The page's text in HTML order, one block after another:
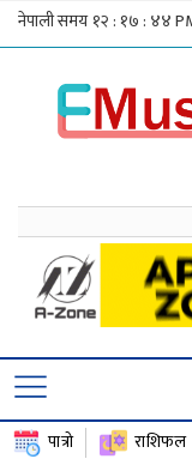
पात्रो राशिफल